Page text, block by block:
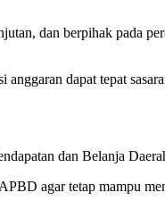
dan berpihak pada
dapat tepat
dan Belanja
agar tetap mampu